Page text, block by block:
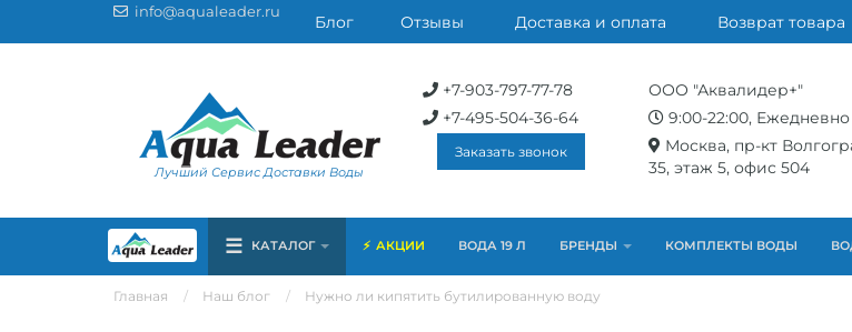
info@aqualeader.ru
Блог Отзывы Доставка и оплата Возврат товара
Лучший Сервис Доставки Воды
+7-903-797-77-78
+7-495-504-36-64
Заказать звонок
ООО "Аквалидер+"
9:00-22:00, Ежедневно
Москва, пр-кт
35, этаж 5, офис 504
☰ КАТАЛОГ АКЦИИ ВОДА 19 Л БРЕНДЫ КОМПЛЕКТЫ ВОДЫ
Главная Наш блог Нужно ли кипятить бутилированную воду